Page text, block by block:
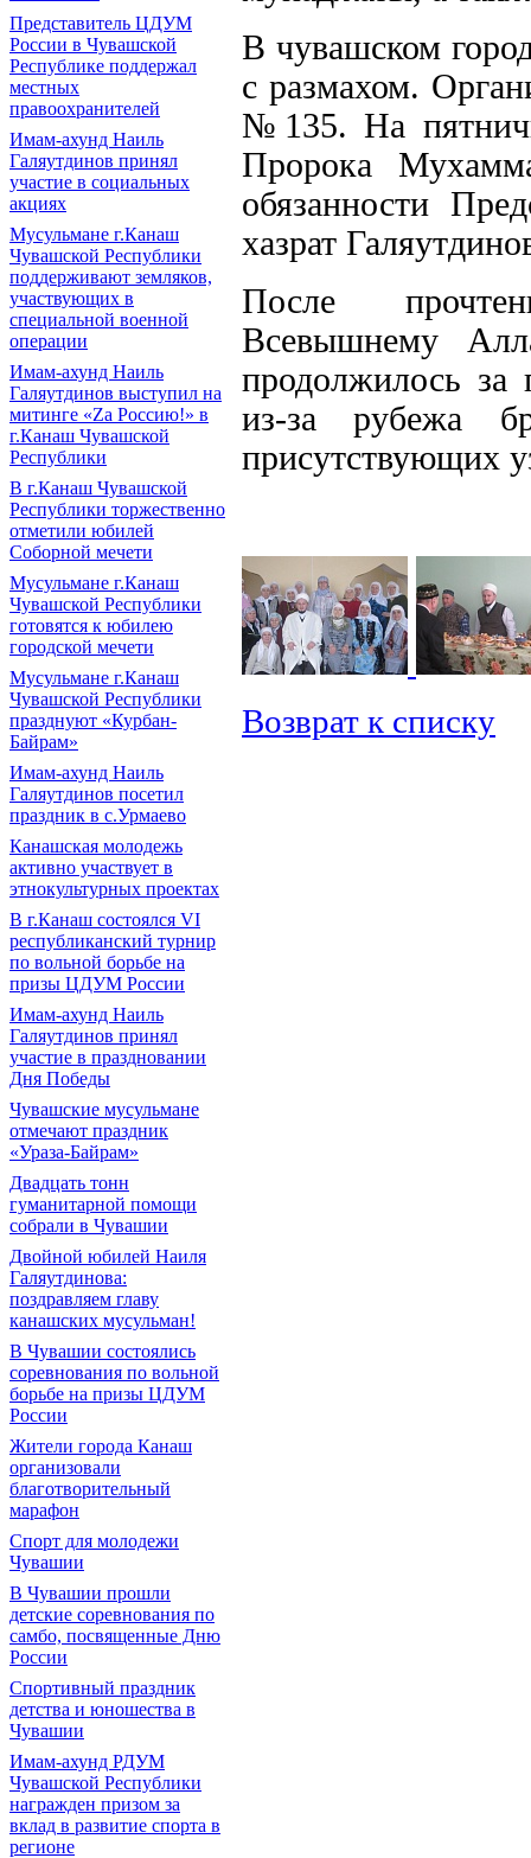
Представитель ЦДУМ
России в Чувашской
Республике поддержал
местных
правоохранителей
Имам-ахунд Наиль
Галяутдинов принял
участие в социальных
акциях
Мусульмане г.Канаш
Чувашской Республики
поддерживают земляков,
участвующих в
специальной военной
операции
Имам-ахунд Наиль
Галяутдинов выступил на
митинге «Zа Россию!» в
г.Канаш Чувашской
Республики
В г.Канаш Чувашской
Республики торжественно
отметили юбилей
Соборной мечети
Мусульмане г.Канаш
Чувашской Республики
готовятся к юбилею
городской мечети
Мусульмане г.Канаш
Чувашской Республики
празднуют «Курбан-
Байрам»
Имам-ахунд Наиль
Галяутдинов посетил
праздник в с.Урмаево
Канашская молодежь
активно участвует в
этнокультурных проектах
В г.Канаш состоялся VI
республиканский турнир
по вольной борьбе на
призы ЦДУМ России
Имам-ахунд Наиль
Галяутдинов принял
участие в праздновании
Дня Победы
Чувашские мусульмане
отмечают праздник
«Ураза-Байрам»
Двадцать тонн
гуманитарной помощи
собрали в Чувашии
Двойной юбилей Наиля
Галяутдинова:
поздравляем главу
канашских мусульман!
В Чувашии состоялись
соревнования по вольной
борьбе на призы ЦДУМ
России
Жители города Канаш
организовали
благотворительный
марафон
Спорт для молодежи
Чувашии
В Чувашии прошли
детские соревнования по
самбо, посвященные Дню
России
Спортивный праздник
детства и юношества в
Чувашии
Имам-ахунд РДУМ
Чувашской Республики
награжден призом за
вклад в развитие спорта в
регионе
В чувашском
с размахом.
№135. На
Пророка
обязанности
хазрат
После
Всевышнему
продолжилось за
из-за рубежа
присутствующих
Возврат к списку